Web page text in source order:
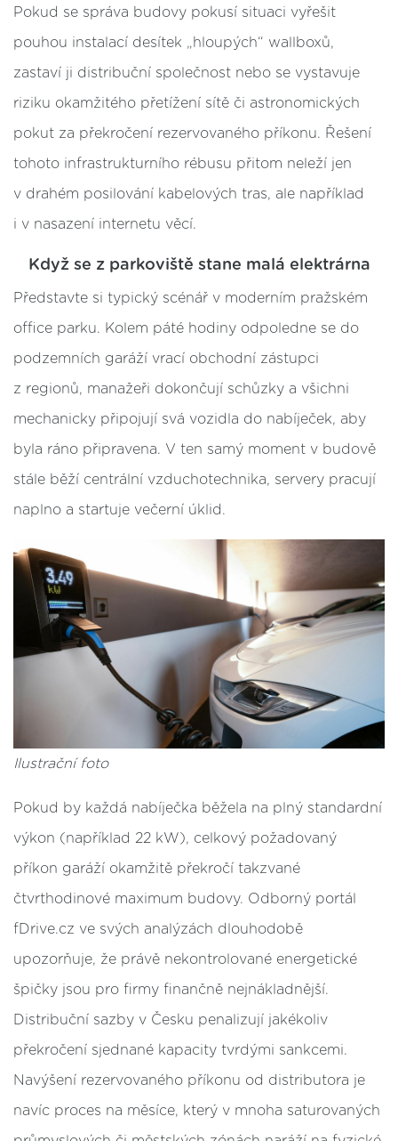
Pokud se správa budovy pokusí situaci vyřešit
pouhou instalací desítek „hloupých“ wallboxů,
zastaví ji distribuční společnost nebo se vystavuje
riziku okamžitého přetížení sítě či astronomických
pokut za překročení rezervovaného příkonu. Řešení
tohoto infrastrukturního rébusu přitom neleží jen
v drahém posilování kabelových tras, ale například
i v nasazení internetu věcí.
Když se z parkoviště stane malá elektrárna
Představte si typický scénář v moderním pražském
office parku. Kolem páté hodiny odpoledne se do
podzemních garáží vrací obchodní zástupci
z regionů, manažeři dokončují schůzky a všichni
mechanicky připojují svá vozidla do nabíječek, aby
byla ráno připravena. V ten samý moment v budově
stále běží centrální vzduchotechnika, servery pracují
naplno a startuje večerní úklid.
Ilustrační foto
Pokud by každá nabíječka běžela na plný standardní
výkon (například 22 kW), celkový požadovaný
příkon garáží okamžitě překročí takzvané
čtvrthodinové maximum budovy. Odborný portál
fDrive.cz ve svých analýzách dlouhodobě
upozorňuje, že právě nekontrolované energetické
špičky jsou pro firmy finančně nejnákladnější.
Distribuční sazby v Česku penalizují jakékoliv
překročení sjednané kapacity tvrdými sankcemi.
Navýšení rezervovaného příkonu od distributora je
navíc proces na měsíce, který v mnoha saturovaných